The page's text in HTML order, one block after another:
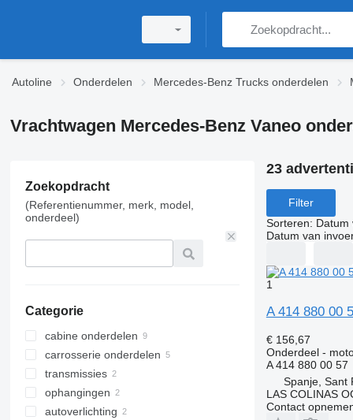
Autoline Onderdelen Mercedes-Benz Trucks onderdelen
Vrachtwagen Mercedes-Benz Vaneo
Zoekopdracht
(Referentienummer, merk, model,
onderdeel)
Categorie
cabine onderdelen
deuren
airco's en onderdelen
airconditioner compressoren
airco condensoren
stoelen
motorkappen
carrosserie onderdelen
spatboorden
bumpers
radiator grills
transmissies
verloopstukken
versnellingspoken
ophangingen
stuurbekrachtiging
autoverlichting
23
Filter
Sorteren: Datum
Datum van
1
A 414 880 00
€ 156,67
Onderdeel -
A 414 880 00 57
Spanje, Sant
LAS COLINAS
Contact